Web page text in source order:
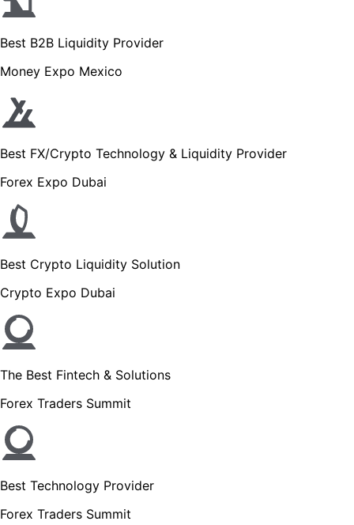
Best B2B Liquidity Provider
Money Expo Mexico
Best FX/Crypto Technology & Liquidity Provider
Forex Expo Dubai
Best Crypto Liquidity Solution
Crypto Expo Dubai
The Best Fintech & Solutions
Forex Traders Summit
Best Technology Provider
Forex Traders Summit